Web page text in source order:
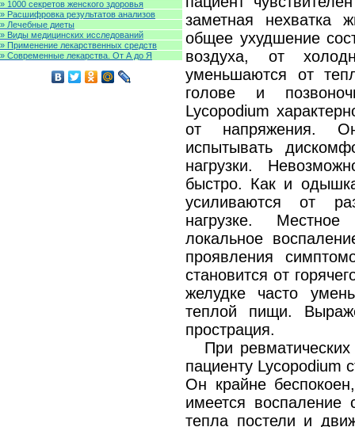
заметная нехватка
общее ухудшение
воздуха, от
уменьшаются от
голове и
Lycopodium
от напряжения.
испытывать
нагрузки.
быстро. Как и
усиливаются от
нагрузке.
локальное
проявления
становится от
желудке часто
теплой пищи.
прострация.
При
пациенту Lycopodium
Он крайне
имеется
тепла постели и
» 1000 секретов женского здоровья
» Расшифровка результатов анализов
» Лечебные диеты
» Виды медицинских исследований
» Применение лекарственных средств
» Современные лекарства. От А до Я